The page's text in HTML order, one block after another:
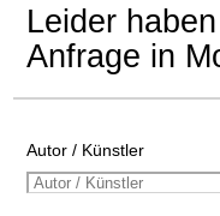
Leider
Anfrage in
Autor / Künstler